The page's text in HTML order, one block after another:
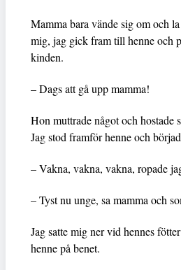
Mamma bara vände sig om och
mig, jag gick fram till henne och
kinden.
– Dags att gå upp mamma!
Hon muttrade något och hostade
Jag stod framför henne och
– Vakna, vakna, vakna, ropade
– Tyst nu unge, sa mamma och
Jag satte mig ner vid hennes
henne på benet.